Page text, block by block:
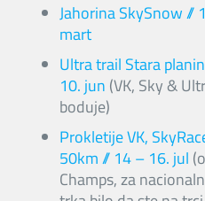
Jahorina SkySnow //
mart
Ultra trail Stara
10. jun (VK, Sky &
boduje)
Prokletije VK,
50km // 14 – 16. jul
Champs, za